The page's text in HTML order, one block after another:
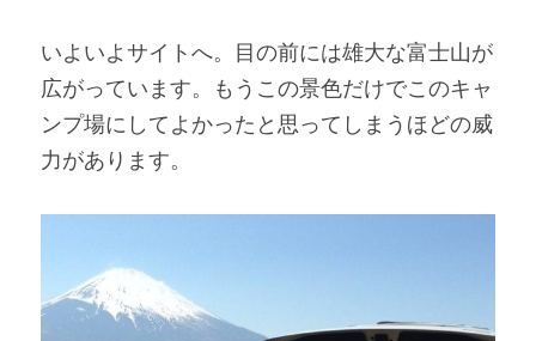
いよいよサイトへ。目の前には雄大な富士山が
広がっています。もうこの景色だけでこのキャ
ンプ場にしてよかったと思ってしまうほどの威
力があります。